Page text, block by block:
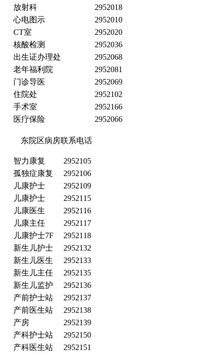
放射科
2952018
心电图示
2952010
CT室
2952020
核酸检测
2952036
出生证办理处
2952068
老年福利院
2952081
门诊导医
2952069
住院处
2952102
手术室
2952166
医疗保险
2952066
东院区病房联系电话
智力康复
2952105
孤独症康复
2952106
儿康护士
2952109
儿康护士
2952115
儿康医生
2952116
儿康主任
2952117
儿康护士7F
2952118
新生儿护士
2952132
新生儿医生
2952133
新生儿主任
2952135
新生儿监护
2952136
产前护士站
2952137
产前医生站
2952138
产房
2952139
产科护士站
2952150
产科医生站
2952151